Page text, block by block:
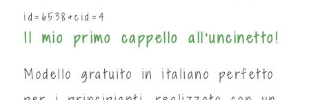
id=6538&cid=4
Il mio primo cappello all'uncinetto!
Modello gratuito in italiano perfetto